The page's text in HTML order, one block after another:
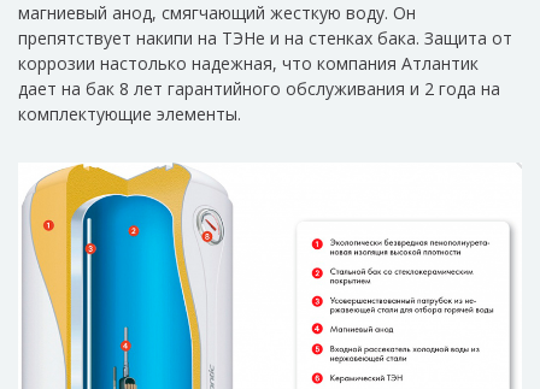
магниевый анод, смягчающий жесткую воду. Он
препятствует накипи на ТЭНе и на стенках бака. Защита от
коррозии настолько надежная, что компания Атлантик
дает на бак 8 лет гарантийного обслуживания и 2 года на
комплектующие элементы.